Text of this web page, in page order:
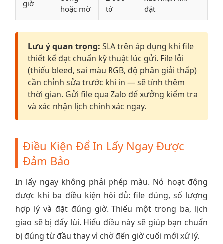
giờ
hoặc mờ
tờ
đặt
Lưu ý quan trọng: SLA trên áp dụng khi file
thiết kế đạt chuẩn kỹ thuật lúc gửi. File lỗi
(thiếu bleed, sai màu RGB, độ phân giải thấp)
cần chỉnh sửa trước khi in — sẽ tính thêm
thời gian. Gửi file qua Zalo để xưởng kiểm tra
và xác nhận lịch chính xác ngay.
Điều Kiện Để In Lấy Ngay Được
Đảm Bảo
In lấy ngay không phải phép màu. Nó hoạt động
được khi ba điều kiện hội đủ: file đúng, số lượng
hợp lý và đặt đúng giờ. Thiếu một trong ba, lịch
giao sẽ bị đẩy lùi. Hiểu điều này sẽ giúp bạn chuẩn
bị đúng từ đầu thay vì chờ đến giờ cuối mới xử lý.